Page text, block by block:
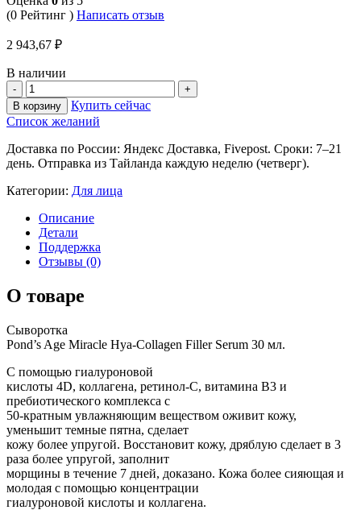
(0 Рейтинг ) Написать отзыв
2 943,67 ₽
В наличии
В корзину
Купить сейчас
Список желаний
Доставка по России: Яндекс Доставка, Fivepost. Сроки: 7–21
день. Отправка из Тайланда каждую неделю (четверг).
Категории: Для лица
Описание
Детали
Поддержка
Отзывы (0)
О товаре
Сыворотка
Pond’s Age Miracle Hya-Collagen Filler Serum 30 мл.
С помощью гиалуроновой
кислоты 4D, коллагена, ретинол-C, витамина B3 и
пребиотического комплекса с
50-кратным увлажняющим веществом оживит кожу,
уменьшит темные пятна, сделает
кожу более упругой. Восстановит кожу, дряблую сделает в 3
раза более упругой, заполнит
морщины в течение 7 дней, доказано. Кожа более сияющая и
молодая с помощью концентрации
гиалуроновой кислоты и коллагена.